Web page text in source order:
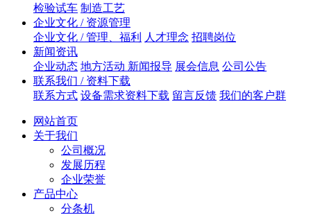
检验试车 制造工艺
企业文化 / 资源管理
企业文化 / 管理、福利
人才理念 招聘岗位
新闻资讯
企业动态 地方活动 新闻报导 展会信息 公司公告
联系我们 / 资料下载
联系方式 设备需求资料下载 留言反馈 我们的客户群
网站首页
关于我们
公司概况
发展历程
企业荣誉
产品中心
分条机